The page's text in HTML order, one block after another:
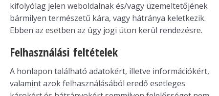
kifolyólag jelen weboldalnak és/vagy üzemeltetőjének
bármilyen természetű kára, vagy hátránya keletkezik.
Ebben az esetben az ügy jogi úton kerül rendezésre.
Felhasználási feltételek
A honlapon található adatokért, illetve információkért,
valamint azok felhasználásából eredő esetleges